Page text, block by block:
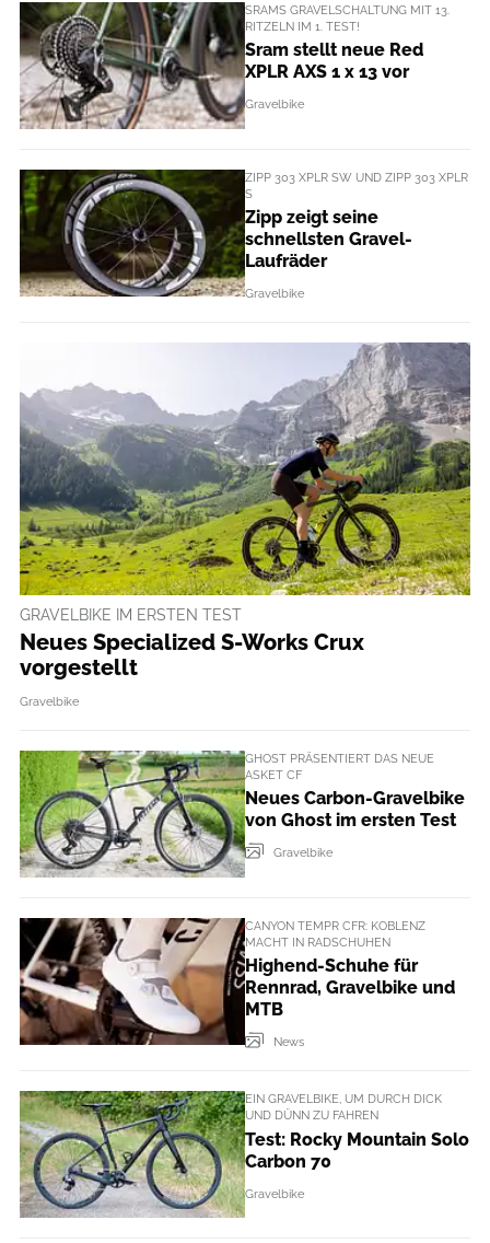
SRAMS GRAVELSCHALTUNG MIT 13.
RITZELN IM 1. TEST!
Sram stellt neue Red
XPLR AXS 1 x 13 vor
Gravelbike
ZIPP 303 XPLR SW UND ZIPP 303 XPLR
S​
Zipp zeigt seine
schnellsten Gravel-
Laufräder
Gravelbike
GRAVELBIKE IM ERSTEN TEST
Neues Specialized S-Works Crux
vorgestellt
Gravelbike
GHOST PRÄSENTIERT DAS NEUE
ASKET CF
Neues Carbon-Gravelbike
von Ghost im ersten Test
Gravelbike
CANYON TEMPR CFR: KOBLENZ
MACHT IN RADSCHUHEN
Highend-Schuhe für
Rennrad, Gravelbike und
MTB
News
EIN GRAVELBIKE, UM DURCH DICK
UND DÜNN ZU FAHREN
Test: Rocky Mountain Solo
Carbon 70
Gravelbike